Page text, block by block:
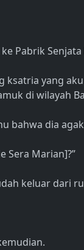
Pabrik
ksatria yang
di wilayah
bahwa dia
Sera Marian]?”
keluar dari